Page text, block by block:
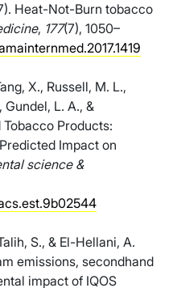
Heat-Not-Burn tobacco
, 177(7), 1050–
X., Russell, M. L.,
Gundel, L. A., &
Products:
Impact on
science &
S., & El-Hellani, A.
emissions, secondhand
impact of IQOS